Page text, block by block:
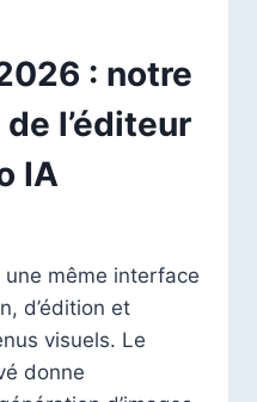
: notre
l’éditeur
IA
même interface
d’édition et
visuels. Le
donne